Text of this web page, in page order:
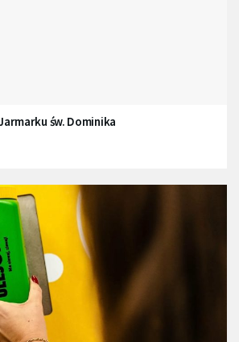
św. Dominika